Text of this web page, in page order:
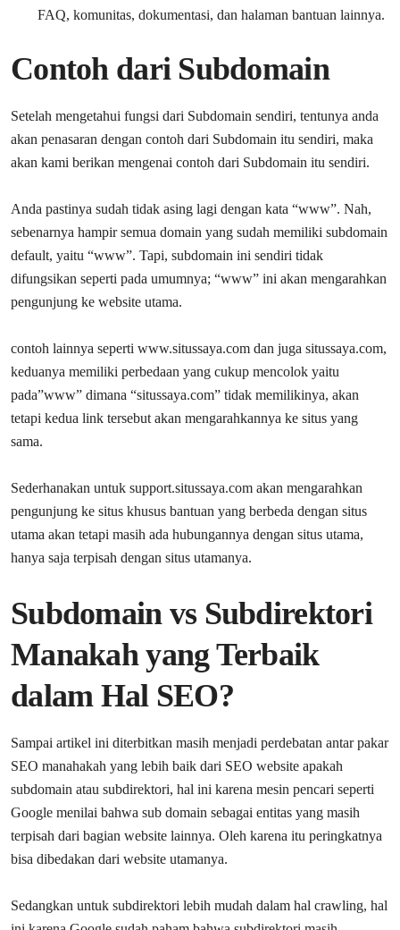
FAQ, komunitas, dokumentasi, dan halaman bantuan lainnya.
Contoh dari Subdomain
Setelah mengetahui fungsi dari Subdomain sendiri, tentunya anda
akan penasaran dengan contoh dari Subdomain itu sendiri, maka
akan kami berikan mengenai contoh dari Subdomain itu sendiri.
Anda pastinya sudah tidak asing lagi dengan kata “www”. Nah,
sebenarnya hampir semua domain yang sudah memiliki subdomain
default, yaitu “www”. Tapi, subdomain ini sendiri tidak
difungsikan seperti pada umumnya; “www” ini akan mengarahkan
pengunjung ke website utama.
contoh lainnya seperti www.situssaya.com dan juga situssaya.com,
keduanya memiliki perbedaan yang cukup mencolok yaitu
pada”www” dimana “situssaya.com” tidak memilikinya, akan
tetapi kedua link tersebut akan mengarahkannya ke situs yang
sama.
Sederhanakan untuk support.situssaya.com akan mengarahkan
pengunjung ke situs khusus bantuan yang berbeda dengan situs
utama akan tetapi masih ada hubungannya dengan situs utama,
hanya saja terpisah dengan situs utamanya.
Subdomain vs Subdirektori
Manakah yang Terbaik
dalam Hal SEO?
Sampai artikel ini diterbitkan masih menjadi perdebatan antar pakar
SEO manahakah yang lebih baik dari SEO website apakah
subdomain atau subdirektori, hal ini karena mesin pencari seperti
Google menilai bahwa sub domain sebagai entitas yang masih
terpisah dari bagian website lainnya. Oleh karena itu peringkatnya
bisa dibedakan dari website utamanya.
Sedangkan untuk subdirektori lebih mudah dalam hal crawling, hal